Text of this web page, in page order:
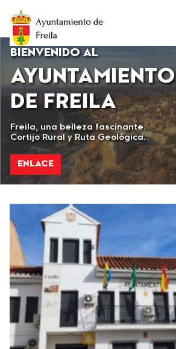
BIENVIENIDO AL
AYUNTAMIENTO
DE FREILA
Conoce a nuestra corporación
ENLACE